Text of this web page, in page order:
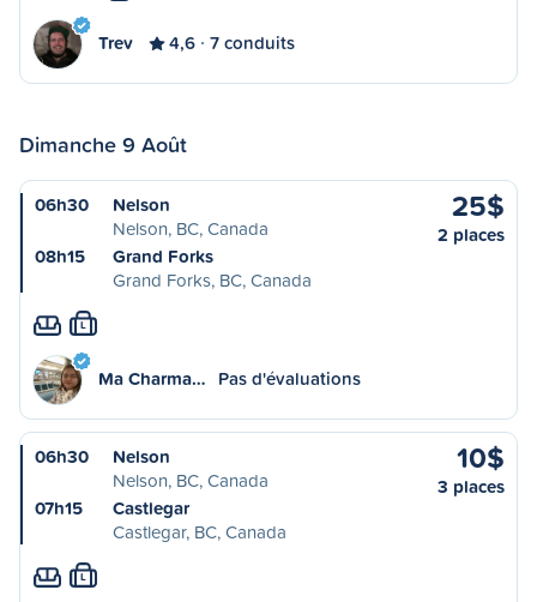
Trev 4,6 7 conduits
Dimanche 9 Août
06h30
Nelson
Nelson, BC, Canada
08h15
Grand Forks
Grand Forks, BC, Canada
25$
2 places
L
Ma Charma… Pas d'évaluations
06h30
Nelson
Nelson, BC, Canada
07h15
Castlegar
Castlegar, BC, Canada
10$
3 places
L